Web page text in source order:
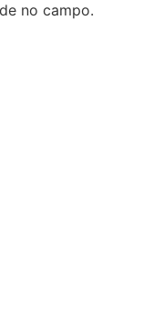
no campo.